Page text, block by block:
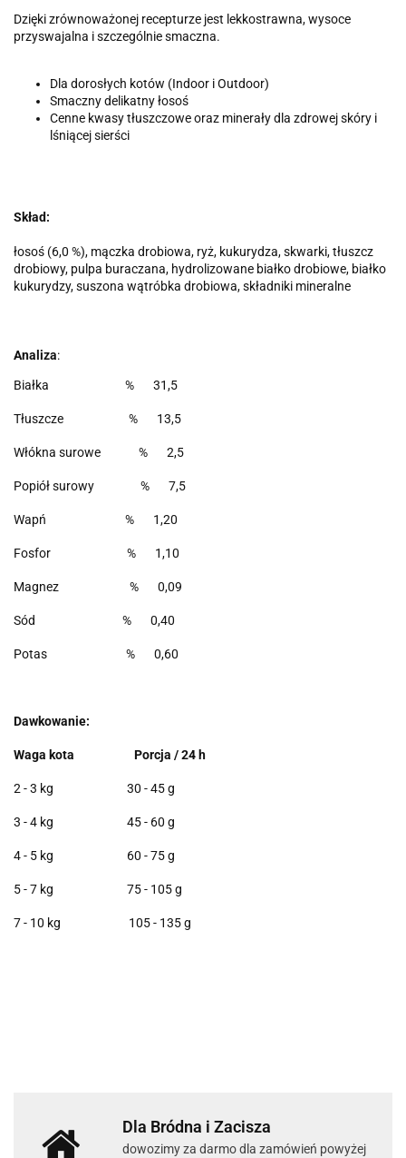
Dzięki zrównoważonej recepturze jest lekkostrawna, wysoce
przyswajalna i szczególnie smaczna.
Dla dorosłych kotów (Indoor i Outdoor)
Smaczny delikatny łosoś
Cenne kwasy tłuszczowe oraz minerały dla zdrowej skóry i
lśniącej sierści
Skład:
łosoś (6,0 %), mączka drobiowa, ryż, kukurydza, skwarki, tłuszcz
drobiowy, pulpa buraczana, hydrolizowane białko drobiowe, białko
kukurydzy, suszona wątróbka drobiowa, składniki mineralne
Analiza:
Białka % 31,5
Tłuszcze % 13,5
Włókna surowe % 2,5
Popiół surowy % 7,5
Wapń % 1,20
Fosfor % 1,10
Magnez % 0,09
Sód % 0,40
Potas % 0,60
Dawkowanie:
Waga kota Porcja / 24 h
2 - 3 kg 30 - 45 g
3 - 4 kg 45 - 60 g
4 - 5 kg 60 - 75 g
5 - 7 kg 75 - 105 g
7 - 10 kg 105 - 135 g
Dla Bródna i Zacisza
dowozimy za darmo dla zamówień powyżej